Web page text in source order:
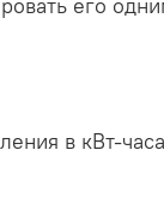
его
в кВт-